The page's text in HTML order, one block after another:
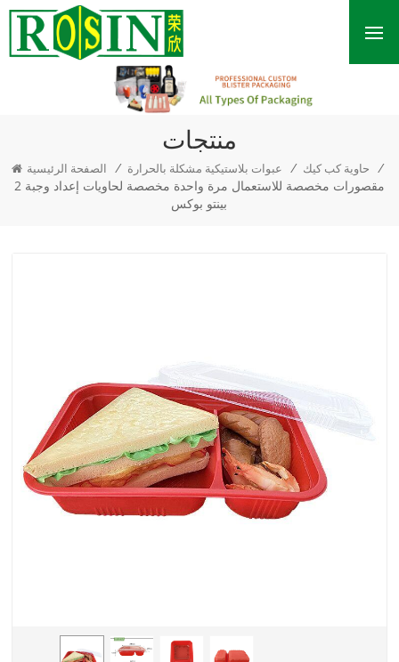
منتجات
الصفحة الرئيسية / عبوات بلاستيكية مشكلة بالحرارة / حاوية كب كيك
/
2 مقصورات مخصصة للاستعمال مرة واحدة مخصصة لحاويات إعداد وجبة
بينتو بوكس